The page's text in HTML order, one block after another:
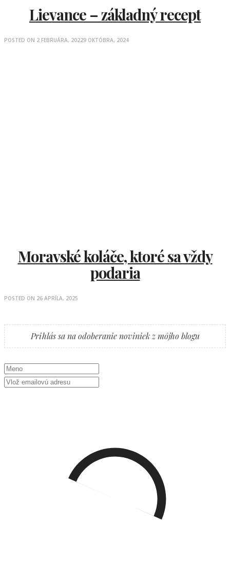
Lievance – základný recept
POSTED ON 2 FEBRUÁRA, 20229 OKTÓBRA, 2024
Moravské koláče, ktoré sa vždy
podaria
POSTED ON 26 APRÍLA, 2025
Prihlás sa na odoberanie noviniek z môjho blogu